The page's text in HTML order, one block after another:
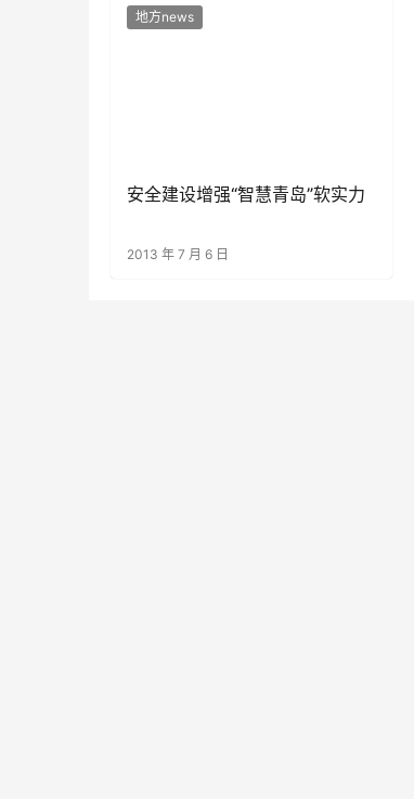
地方news
安全建设增强“智慧青岛”软实力
2013 年 7 月 6 日